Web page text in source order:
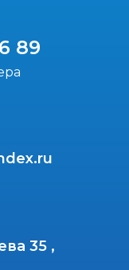
89
35 ,